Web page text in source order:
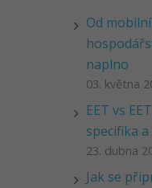
Od
naplno
03. května
EET vs
specifika
23. dubna
Jak se